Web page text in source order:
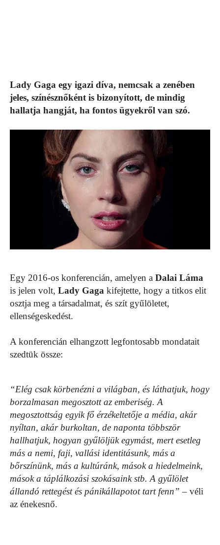
Lady Gaga egy igazi díva, nemcsak a zenében
jeles, színésznőként is bizonyított, de mindig
hallatja hangját, ha fontos ügyekről van szó.
Egy 2016-os konferencián, amelyen a Dalai Láma
is jelen volt, Lady Gaga kifejtette, hogy a titkos elit
osztja meg a társadalmat, és szít gyűlöletet,
ellenségeskedést.
A konferencián elhangzott legfontosabb mondatait
szedtük össze:
“Elég csak körbenézni a világban, és láthatjuk, hogy
borzalmasan megosztott az emberiség. A
megosztottság egyik fő érzékeltetője a média, akár
nyíltan, akár burkoltan, de naponta többször
hallhatjuk, hogyan gyűlöljük egymást, mert esetleg
más a nemi, faji, vallási identitásunk, más a
bőrszínünk, más a kultúránk, mások a hiedelmeink,
mások a táplálkozási szokásaink stb. A gyűlölet
állandó rettegést és pánikállapotot tart fenn” – véli
az énekesnő.